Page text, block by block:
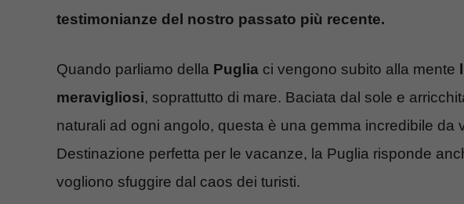
testimonianze del nostro passato più recente.
Quando parliamo della Puglia ci vengono subito alla mente
meravigliosi, soprattutto di mare. Baciata dal sole e
naturali ad ogni angolo, questa è una gemma incredibile da
Destinazione perfetta per le vacanze, la Puglia risponde
vogliono sfuggire dal caos dei turisti.